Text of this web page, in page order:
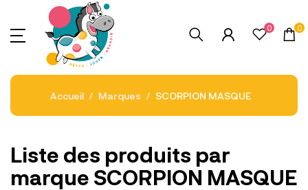
0 0
Accueil Marques SCORPION MASQUE
Liste des produits par
marque SCORPION MASQUE